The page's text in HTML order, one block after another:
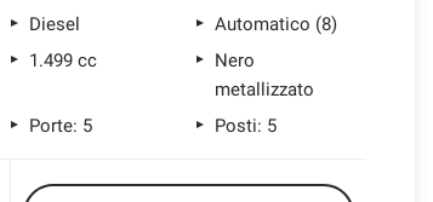
Diesel
Automatico (8)
1.499 cc
Nero
metallizzato
Porte: 5
Posti: 5